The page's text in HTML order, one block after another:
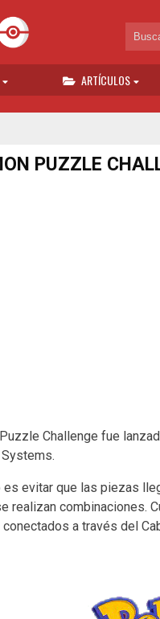
ARTÍCULOS
PUZZLE
Challenge fue
es evitar que las piezas
realizan combinaciones.
conectados a través del